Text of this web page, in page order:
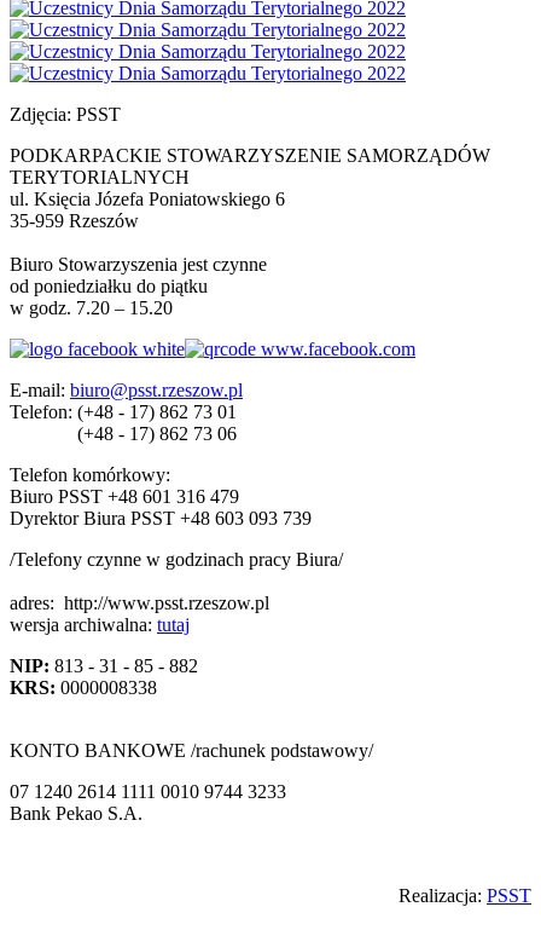
Zdjęcia: PSST
PODKARPACKIE STOWARZYSZENIE SAMORZĄDÓW
TERYTORIALNYCH
ul. Księcia Józefa Poniatowskiego 6
35-959 Rzeszów
Biuro Stowarzyszenia jest czynne
od poniedziałku do piątku
w godz. 7.20 – 15.20
E-mail: biuro@psst.rzeszow.pl
Telefon: (+48 - 17) 862 73 01
(+48 - 17) 862 73 06
Telefon komórkowy:
Biuro PSST +48 601 316 479
Dyrektor Biura PSST +48 603 093 739
/Telefony czynne w godzinach pracy Biura/
adres: http://www.psst.rzeszow.pl
wersja archiwalna: tutaj
NIP: 813 - 31 - 85 - 882
KRS: 0000008338
KONTO BANKOWE /rachunek podstawowy/
07 1240 2614 1111 0010 9744 3233
Bank Pekao S.A.
Realizacja: PSST